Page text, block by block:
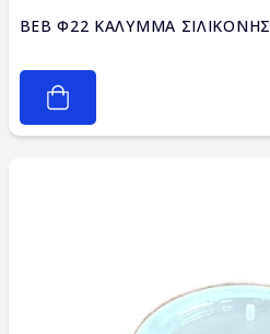
BEB Φ22 ΚΑΛΥΜΜΑ ΣΙΛΙΚΟΝΗΣ